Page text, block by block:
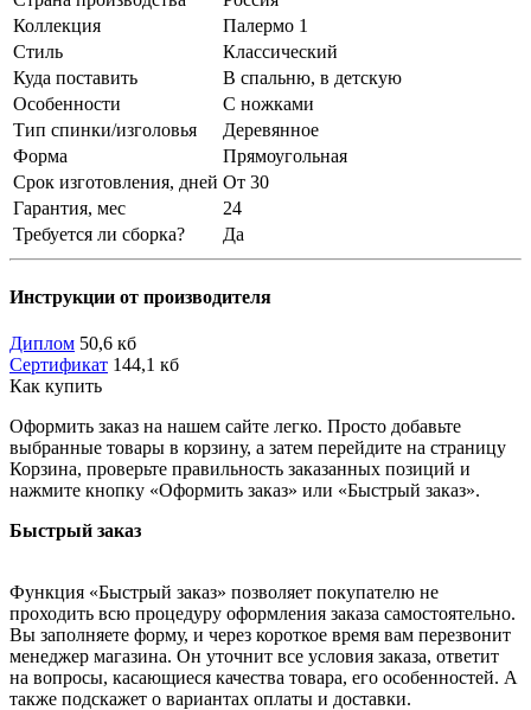
Коллекция
Палермо 1
Стиль
Классический
Куда поставить
В спальню, в детскую
Особенности
С ножками
Тип спинки/изголовья
Деревянное
Форма
Прямоугольная
Срок изготовления, дней От 30
Гарантия, мес
24
Требуется ли сборка?
Да
Инструкции от производителя
Диплом 50,6 кб
Сертификат 144,1 кб
Как купить
Оформить заказ на нашем сайте легко. Просто добавьте
выбранные товары в корзину, а затем перейдите на страницу
Корзина, проверьте правильность заказанных позиций и
нажмите кнопку «Оформить заказ» или «Быстрый заказ».
Быстрый заказ
Функция «Быстрый заказ» позволяет покупателю не
проходить всю процедуру оформления заказа самостоятельно.
Вы заполняете форму, и через короткое время вам перезвонит
менеджер магазина. Он уточнит все условия заказа, ответит
на вопросы, касающиеся качества товара, его особенностей. А
также подскажет о вариантах оплаты и доставки.